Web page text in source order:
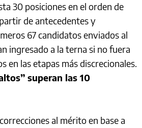
30 posiciones en el orden de
de antecedentes y
67 candidatos enviados al
ingresado a la terna si no fuera
en las etapas más discrecionales.
superan las 10
al mérito en base a